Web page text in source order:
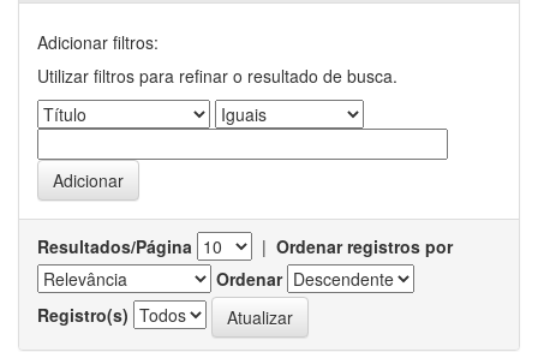
Adicionar filtros:
Utilizar filtros para refinar o resultado de busca.
Resultados/Página | Ordenar registros por
Ordenar
Registro(s)